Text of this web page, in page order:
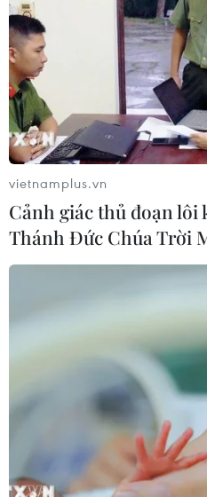
vietnamplus.vn
Cảnh giác thủ đoạn lôi
Thánh Đức Chúa Trời